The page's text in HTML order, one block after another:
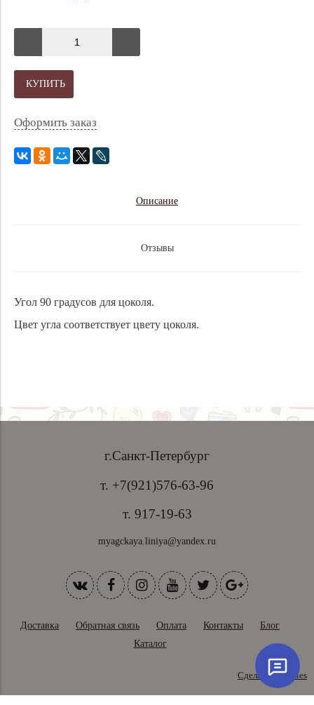
КУПИТЬ
Оформить заказ
Описание
Отзывы
Угол 90 градусов для цоколя.
Цвет угла соответствует цвету цоколя.
г.Санкт-Петербург
т. +7(921)576-63-96
т. 917-19-63
myagckaya.liniya@yandex.ru
Доставка Обратная связь Оплата Контакты
Блог
Каталог
Сделано в InSales